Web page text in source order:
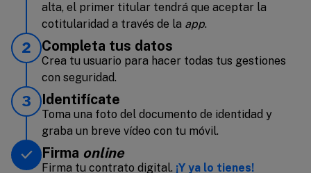
alta, el primer titular tendrá que aceptar la
cotitularidad a través de la app.
2 Completa tus datos
Crea tu usuario para hacer todas tus gestiones
con seguridad.
3 Identifícate
Toma una foto del documento de identidad y
graba un breve vídeo con tu móvil.
Firma online
Firma tu contrato digital. ¡Y ya lo tienes!